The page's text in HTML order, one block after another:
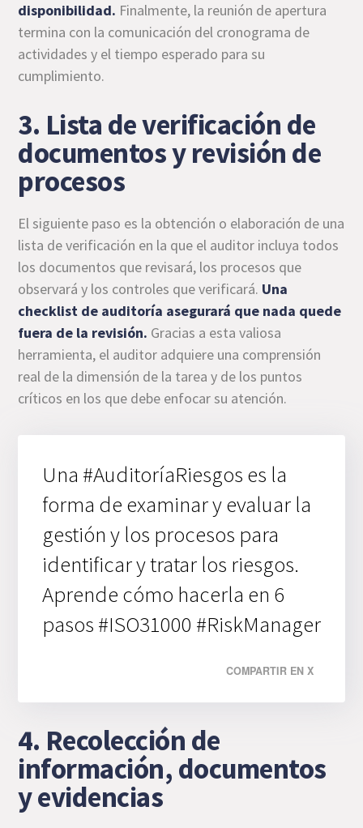
disponibilidad. Finalmente, la reunión de apertura
termina con la comunicación del cronograma de
actividades y el tiempo esperado para su
cumplimiento.
3. Lista de verificación de
documentos y revisión de
procesos
El siguiente paso es la obtención o elaboración de una
lista de verificación en la que el auditor incluya todos
los documentos que revisará, los procesos que
observará y los controles que verificará. Una
checklist de auditoría asegurará que nada quede
fuera de la revisión. Gracias a esta valiosa
herramienta, el auditor adquiere una comprensión
real de la dimensión de la tarea y de los puntos
críticos en los que debe enfocar su atención.
Una #AuditoríaRiesgos es la
forma de examinar y evaluar la
gestión y los procesos para
identificar y tratar los riesgos.
Aprende cómo hacerla en 6
pasos #ISO31000 #RiskManager
COMPARTIR EN X
4. Recolección de
información, documentos
y evidencias